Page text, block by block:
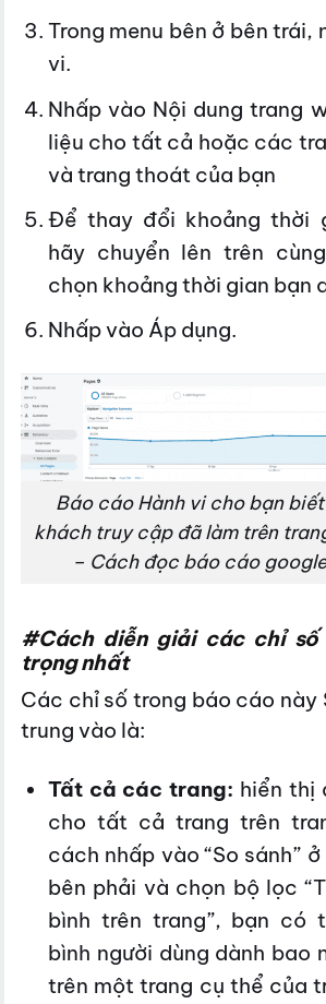
Trong menu bên ở bên trái,
vi.
Nhấp vào Nội dung trang
liệu cho tất cả hoặc các
và trang thoát của bạn
Để thay đổi khoảng thời
hãy chuyển lên trên
chọn khoảng thời gian bạn
Nhấp vào Áp dụng.
Báo cáo Hành vi cho bạn
khách truy cập đã làm trên
– Cách đọc báo cáo
#Cách diễn giải các chỉ số
trọng nhất
Các chỉ số trong báo cáo này
trung vào là:
Tất cả các trang: hiển thị
cho tất cả trang trên
cách nhấp vào “So sánh”
bên phải và chọn bộ lọc
bình trên trang”, bạn có
bình người dùng dành bao
trên một trang cụ thể của